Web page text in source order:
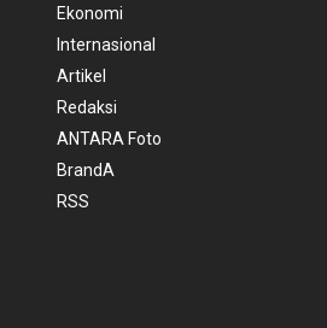
Ekonomi
Internasional
Artikel
Redaksi
ANTARA Foto
BrandA
RSS